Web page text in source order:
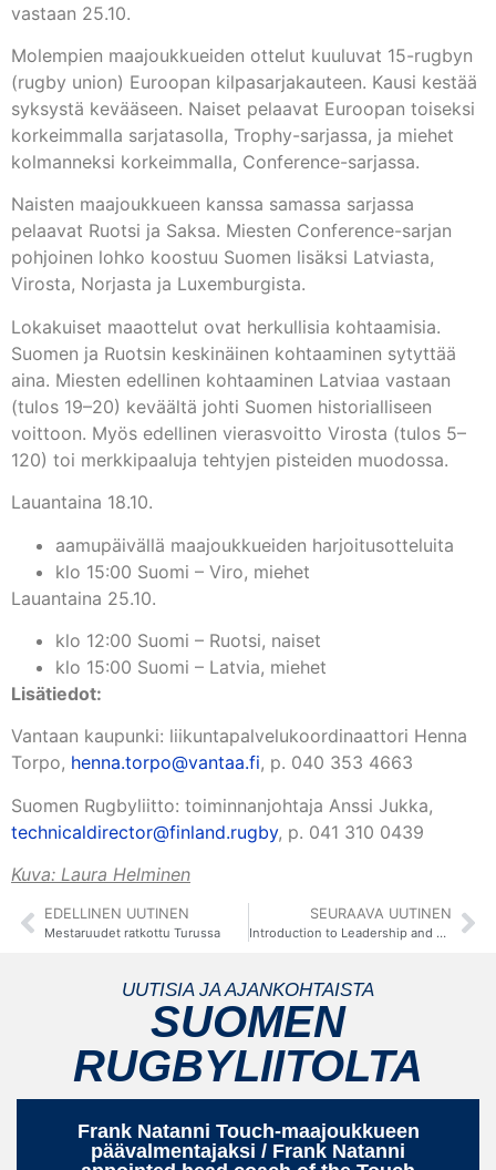
vastaan 25.10.
Molempien maajoukkueiden ottelut kuuluvat 15-rugbyn
(rugby union) Euroopan kilpasarjakauteen. Kausi kestää
syksystä kevääseen. Naiset pelaavat Euroopan toiseksi
korkeimmalla sarjatasolla, Trophy-sarjassa, ja miehet
kolmanneksi korkeimmalla, Conference-sarjassa.
Naisten maajoukkueen kanssa samassa sarjassa
pelaavat Ruotsi ja Saksa. Miesten Conference-sarjan
pohjoinen lohko koostuu Suomen lisäksi Latviasta,
Virosta, Norjasta ja Luxemburgista.
Lokakuiset maaottelut ovat herkullisia kohtaamisia.
Suomen ja Ruotsin keskinäinen kohtaaminen sytyttää
aina. Miesten edellinen kohtaaminen Latviaa vastaan
(tulos 19–20) keväältä johti Suomen historialliseen
voittoon. Myös edellinen vierasvoitto Virosta (tulos 5–
120) toi merkkipaaluja tehtyjen pisteiden muodossa.
Lauantaina 18.10.
aamupäivällä maajoukkueiden harjoitusotteluita
klo 15:00 Suomi – Viro, miehet
Lauantaina 25.10.
klo 12:00 Suomi – Ruotsi, naiset
klo 15:00 Suomi – Latvia, miehet
Lisätiedot:
Vantaan kaupunki: liikuntapalvelukoordinaattori Henna
Torpo, henna.torpo@vantaa.fi, p. 040 353 4663
Suomen Rugbyliitto: toiminnanjohtaja Anssi Jukka,
technicaldirector@finland.rugby, p. 041 310 0439
Kuva: Laura Helminen
EDELLINEN UUTINEN
Mestaruudet ratkottu Turussa
SEURAAVA UUTINEN
Introduction to Leadership and Management -kurssi Helsingissä | 22.-23. marraskuuta 2025
UUTISIA JA AJANKOHTAISTA
SUOMEN
RUGBYLIITOLTA
Frank Natanni Touch-maajoukkueen
päävalmentajaksi / Frank Natanni